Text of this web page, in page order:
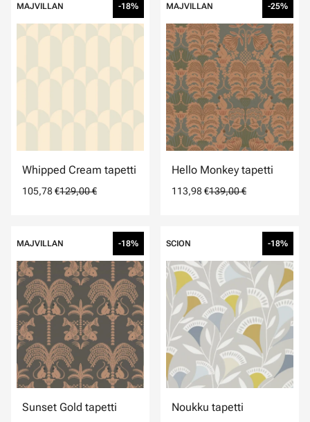
MAJVILLAN -18%
Whipped Cream tapetti
105,78 €129,00 €
MAJVILLAN -25%
Hello Monkey tapetti
113,98 €139,00 €
MAJVILLAN -18%
Sunset Gold tapetti
SCION -18%
Noukku tapetti